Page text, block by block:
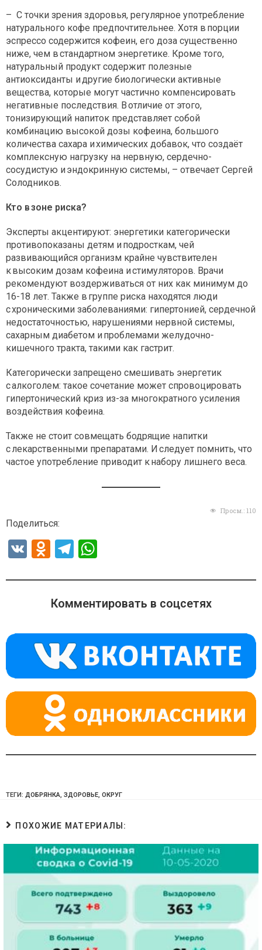
– С точки зрения здоровья, регулярное употребление
натурального кофе предпочтительнее. Хотя в порции
эспрессо содержится кофеин, его доза существенно
ниже, чем в стандартном энергетике. Кроме того,
натуральный продукт содержит полезные
антиоксиданты и другие биологически активные
вещества, которые могут частично компенсировать
негативные последствия. В отличие от этого,
тонизирующий напиток представляет собой
комбинацию высокой дозы кофеина, большого
количества сахара и химических добавок, что создаёт
комплексную нагрузку на нервную, сердечно-
сосудистую и эндокринную системы, – отвечает Сергей
Солодников.
Кто в зоне риска?
Эксперты акцентируют: энергетики категорически
противопоказаны детям и подросткам, чей
развивающийся организм крайне чувствителен
к высоким дозам кофеина и стимуляторов. Врачи
рекомендуют воздерживаться от них как минимум до
16-18 лет. Также в группе риска находятся люди
с хроническими заболеваниями: гипертонией, сердечной
недостаточностью, нарушениями нервной системы,
сахарным диабетом и проблемами желудочно-
кишечного тракта, такими как гастрит.
Категорически запрещено смешивать энергетик
с алкоголем: такое сочетание может спровоцировать
гипертонический криз из-за многократного усиления
воздействия кофеина.
Также не стоит совмещать бодрящие напитки
с лекарственными препаратами. И следует помнить, что
частое употребление приводит к набору лишнего веса.
Просм.: 110
Поделиться:
V
O
n
o
a
ss
ni
ki
T
e
gr
m
at
s
p
p
Комментировать в соцсетях
ТЕГИ: ДОБРЯНКА, ЗДОРОВЬЕ, ОКРУГ
ПОХОЖИЕ МАТЕРИАЛЫ: